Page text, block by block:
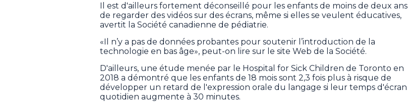
Il est d'ailleurs fortement déconseillé pour les enfants de moins de deux ans
de regarder des vidéos sur des écrans, même si elles se veulent éducatives,
avertit la Société canadienne de pédiatrie.
«Il n’y a pas de données probantes pour soutenir l’introduction de la
technologie en bas âge», peut-on lire sur le site Web de la Société.
D'ailleurs, une étude menée par le Hospital for Sick Children de Toronto en
2018 a démontré que les enfants de 18 mois sont 2,3 fois plus à risque de
développer un retard de l'expression orale du langage si leur temps d'écran
quotidien augmente à 30 minutes.